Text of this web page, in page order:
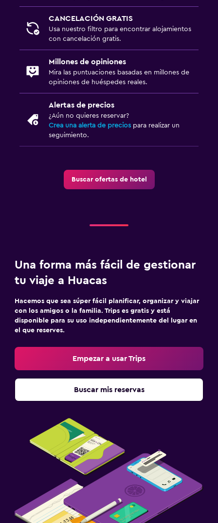
CANCELACIÓN GRATIS
Usa nuestro filtro para encontrar alojamientos
con cancelación gratis.
Millones de opiniones
Mira las puntuaciones basadas en millones de
opiniones de huéspedes reales.
Alertas de precios
¿Aún no quieres reservar?
Crea una alerta de precios para realizar un
seguimiento.
Buscar ofertas de hotel
Una forma más fácil de gestionar
tu viaje a Huacas
Hacemos que sea súper fácil planificar, organizar y viajar
con los amigos o la familia. Trips es gratis y está
disponible para su uso independientemente del lugar en
el que reserves.
Empezar a usar Trips
Buscar mis reservas